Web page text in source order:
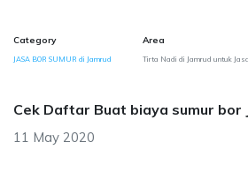
Category
JASA BOR SUMUR di Jamrud
Area
Tirta Nadi di Jamrud untuk
Cek Daftar Buat biaya sumur bor
11 May 2020